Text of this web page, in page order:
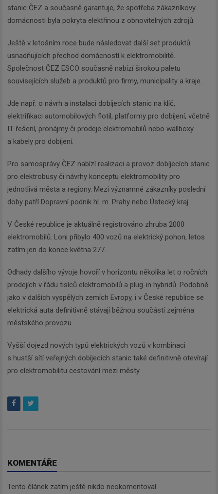
stanic ČEZ a současně garantuje, že spotřeba zákazníkovy
domácnosti byla pokryta elektřinou z obnovitelných zdrojů.
Ještě v letošním roce bude následovat další set produktů
usnadňujících přechod domácností k elektromobilitě.
Společnost ČEZ ESCO současně nabízí širokou paletu
souvisejících služeb a produktů pro firmy, municipality a kraje.
Jde např. o návrh a instalaci dobíjecích stanic na klíč,
elektrifikaci automobilových flotil, platformy pro dobíjení, včetně
IT řešení, pronájmy či prodeje elektromobilů nebo wallboxy
a kabely pro dobíjení.
Pro samosprávy ČEZ nabízí realizaci a provoz dobíjecích stanic
pro elektrobusy či návrhy konceptu elektromobility pro
jednotlivá města a regiony. Mezi významné zákazníky poslední
doby patří Dopravní podnik hl. m. Prahy nebo Ústecký kraj.
V České republice je aktuálně registrováno zhruba 2000
elektromobilů. Loni přibylo 400 vozů na elektrický pohon, letos
zatím jen do konce května 277.
Odhady dalšího vývoje hovoří v horizontu několika let o ročních
prodejích v řádu tisíců elektromobilů a plug-in hybridů. Podobně
jako v dalších vyspělých zemích Evropy, i v České republice se
elektrická auta definitivně stávají běžnou součástí zejména
městského provozu.
Vyšší dojezd nových typů elektrických vozů v kombinaci
s hustší sítí veřejných dobíjecích stanic také definitivně otevírají
pro elektromobilitu cestování mezi městy.
KOMENTÁŘE
Tento článek zatím ještě nikdo neokomentoval.
Newsletter
Zadejte váš email a my Vám
budeme zasílat ty nejdůležitější
informace, maximálně 1x týdně.